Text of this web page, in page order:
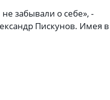
забывали о себе», -
Пискунов. Имея в